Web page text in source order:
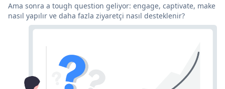
Ama sonra a tough question geliyor: engage, captivate, make
nasıl yapılır ve daha fazla ziyaretçi nasıl desteklenir?